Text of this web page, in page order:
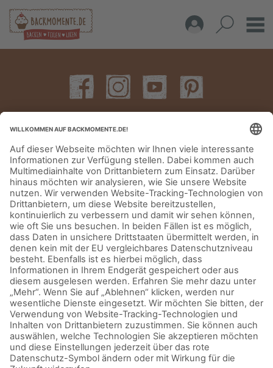
IMPRESSUM DATENSCHUTZERKLÄRUNG AGB KONTAKT
© Aurora Mühlen GmbH - Trettaustraße 49 – D-21107 Hamburg